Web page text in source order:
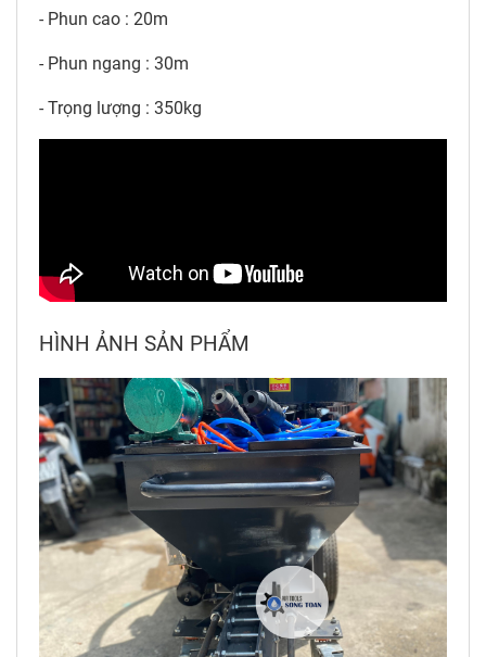
- Phun cao : 20m
- Phun ngang : 30m
- Trọng lượng : 350kg
HÌNH ẢNH SẢN PHẨM